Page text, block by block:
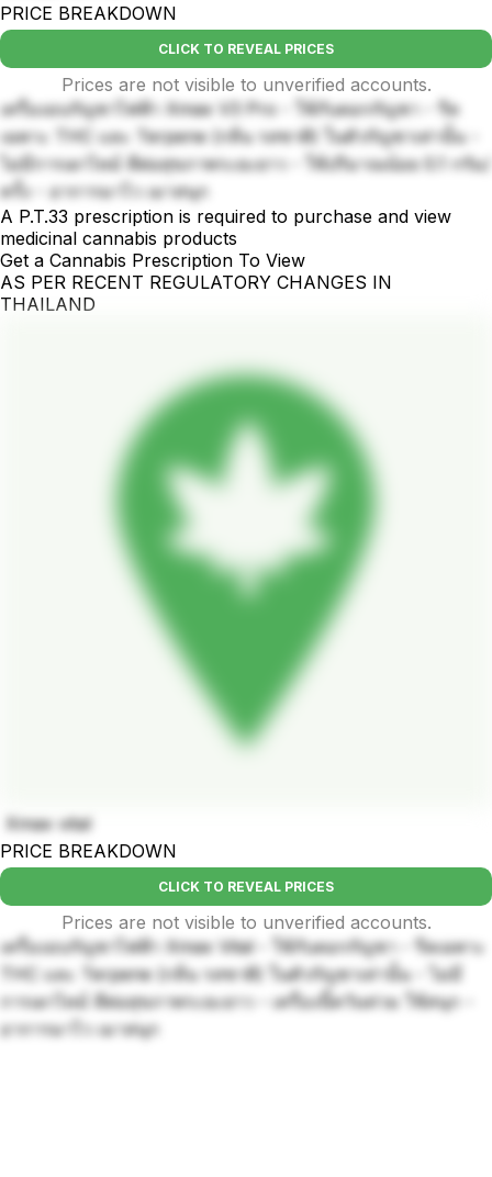
PRICE BREAKDOWN
CLICK TO REVEAL PRICES
Prices are not visible to unverified accounts.
เครื่องอบกัญชาไฟฟ้า Xmax V3 Pro - ใช้กับดอกกัญชา - รีด
เฉพาะ THC และ Terpene (กลิ่น รสชาติ) ในตัวกัญชาเท่านั้น -
ไม่มีการเผาไหม้ ดีต่อสุขภาพระยะยาว - ใช้ปริมาณน้อย 0.1 กรัม/
ครั้ง - อาการมาไว เมาสนุก
A P.T.33 prescription is required to purchase and view
medicinal cannabis products
Get a Cannabis Prescription To View
AS PER RECENT REGULATORY CHANGES IN
THAILAND
Xmax vital
PRICE BREAKDOWN
CLICK TO REVEAL PRICES
Prices are not visible to unverified accounts.
เครื่องอบกัญชาไฟฟ้า Xmax Vital - ใช้กับดอกกัญชา - รีดเฉพาะ
THC และ Terpene (กลิ่น รสชาติ) ในตัวกัญชาเท่านั้น - ไม่มี
การเผาไหม้ ดีต่อสุขภาพระยะยาว - เครื่องนี้ควันท่วม ใช้สนุก -
อาการมาไว เมาสนุก